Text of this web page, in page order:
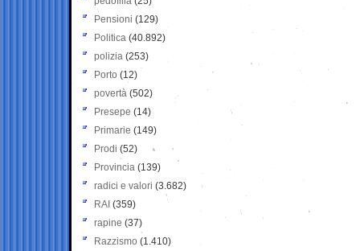
Pensioni (129)
Politica (40.892)
polizia (253)
Porto (12)
povertà (502)
Presepe (14)
Primarie (149)
Prodi (52)
Provincia (139)
radici e valori (3.682)
RAI (359)
rapine (37)
Razzismo (1.410)